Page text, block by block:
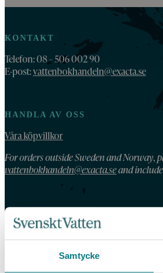
Samtycke
KONTAKT
Telefon: 08 – 506 002 90
E-post:vattenbokhandeln@exacta.se
HANDLA AV OSS
Våra köpvillkor
For orders outside Sweden and Norway,
vattenbokhandeln@exacta.seand
VATTENBOKHANDELN
Vi behandlar dina personuppgifter